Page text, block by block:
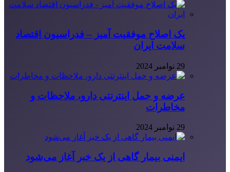
یک اصلاح موفقیت آمیز – فدراسیون اقتصاد
سلامت ایران
29 نوامبر 2024
عرضه و حمل اینترنتی دارو، ملاحظات و
مخاطرات
29 نوامبر 2024
ایمنی بیمار گاهی از یک خبر آغاز می‌شود